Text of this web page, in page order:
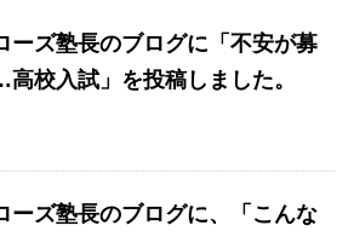
ーズ塾長のブログに「不安が募
校入試」を投稿しました。
ーズ塾長のブログに、「こんな